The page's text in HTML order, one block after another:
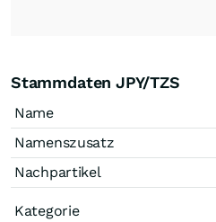
Stammdaten JPY/TZS
Name
Namenszusatz
Nachpartikel
Kategorie